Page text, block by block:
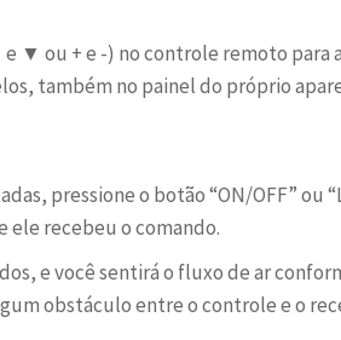
▼ ou + e -) no controle remoto
também no painel do próprio
pressione o botão “ON/OFF” ou
ele recebeu o comando.
e você sentirá o fluxo de ar
obstáculo entre o controle e o